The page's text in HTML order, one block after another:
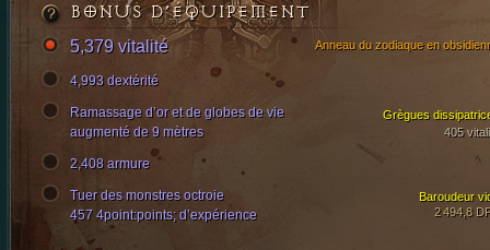
Grègues
405
Baroudeur
2 494,8
Anneau du zodiaque en
BONUS D’ÉQUIPEMENT
5,379 vitalité
4,993 dextérité
Ramassage d’or et de globes de vie
augmenté de 9 mètres
2,408 armure
Tuer des monstres octroie
457 4point:points; d’expérience